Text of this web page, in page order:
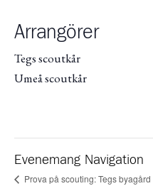
Arrangörer
Tegs scoutkår
Umeå scoutkår
Evenemang Navigation
Prova på scouting: Tegs byagård